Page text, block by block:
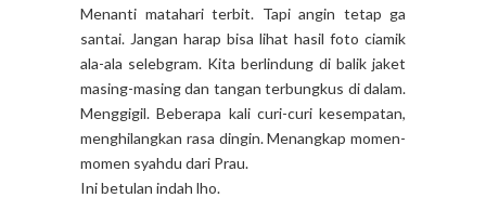
Menanti matahari terbit. Tapi angin tetap ga
santai. Jangan harap bisa lihat hasil foto ciamik
ala-ala selebgram. Kita berlindung di balik jaket
masing-masing dan tangan terbungkus di dalam.
Menggigil. Beberapa kali curi-curi kesempatan,
menghilangkan rasa dingin. Menangkap momen-
momen syahdu dari Prau.
Ini betulan indah lho.